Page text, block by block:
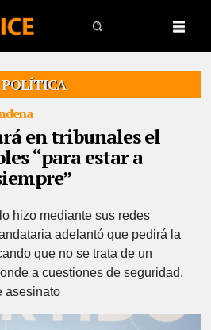
POLÍTICA
en tribunales el
“para estar a
hizo mediante sus redes
adelantó que pedirá la
que no se trata de un
a cuestiones de seguridad,
asesinato